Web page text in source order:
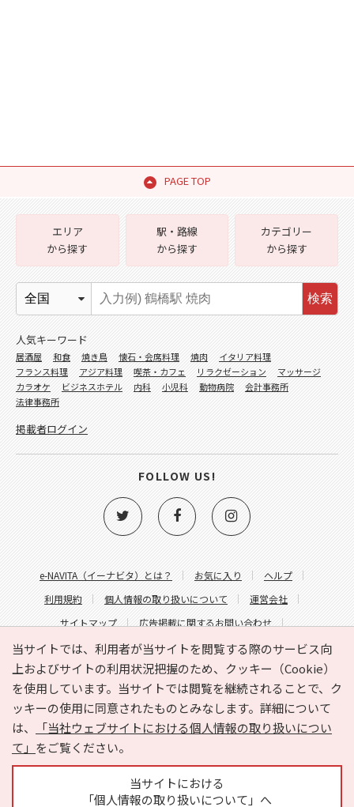
PAGE TOP
当サイトでは、利用者が当サイトを閲覧する際のサービス向
上およびサイトの利用状況把握のため、クッキー（Cookie）
を使用しています。当サイトでは閲覧を継続されることで、ク
ッキーの使用に同意されたものとみなします。詳細について
は、
「当社ウェブサイトにおける個人情報の取り扱いについ
て」 をご覧ください。
当サイトにおける
「個人情報の取り扱いについて」へ
e-NAVITA（イーナビタ）とは？ お気に入り
ヘルプ
利用規約
個人情報の取り扱いについて
運営会社
サイトマップ
広告掲載に関するお問い合わせ
サイトの内容に関するお問い合わせ
エリア
から探す
駅・路線
から探す
カテゴリー
から探す
検索
人気キーワード
居酒屋 和食 焼き鳥 懐石・会席料理 焼肉
イタリア料理
フランス料理
アジア料理 喫茶・カフェ リラクゼーション
マッサージ
カラオケ
ビジネスホテル 内科 小児科 動物病院
会計事務所
法律事務所
掲載者ログイン
FOLLOW US!
Copyright © HYOJITO.Co.,Ltd. All Rights Reserved.